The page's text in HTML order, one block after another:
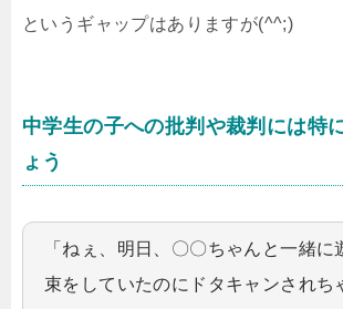
というギャップはありますが(^^;)
中学生の子への批判や裁判には特
ょう
「ねぇ、明日、〇〇ちゃんと一緒に
束をしていたのにドタキャンされち